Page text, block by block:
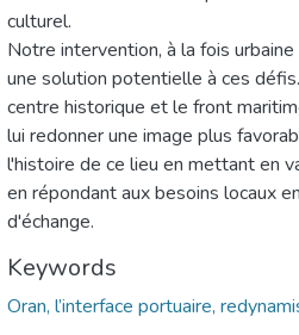
culturel.
Notre intervention, à la fois
une solution potentielle à ces
centre historique et le front
lui redonner une image plus
l'histoire de ce lieu en mettant en
en répondant aux besoins locaux
d'échange.
Keywords
Oran, l’interface portuaire,